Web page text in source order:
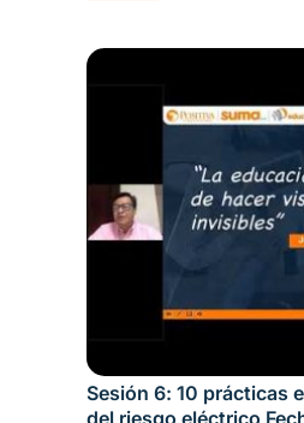
Sesión 6: 10 prácticas
del riesgo eléctrico